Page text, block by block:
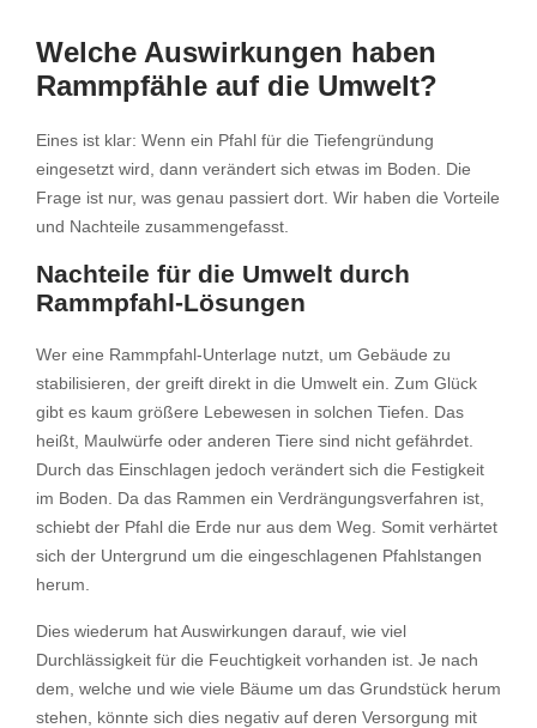
Welche Auswirkungen haben
Rammpfähle auf die Umwelt?
Eines ist klar: Wenn ein Pfahl für die Tiefengründung
eingesetzt wird, dann verändert sich etwas im Boden. Die
Frage ist nur, was genau passiert dort. Wir haben die Vorteile
und Nachteile zusammengefasst.
Nachteile für die Umwelt durch
Rammpfahl-Lösungen
Wer eine Rammpfahl-Unterlage nutzt, um Gebäude zu
stabilisieren, der greift direkt in die Umwelt ein. Zum Glück
gibt es kaum größere Lebewesen in solchen Tiefen. Das
heißt, Maulwürfe oder anderen Tiere sind nicht gefährdet.
Durch das Einschlagen jedoch verändert sich die Festigkeit
im Boden. Da das Rammen ein Verdrängungsverfahren ist,
schiebt der Pfahl die Erde nur aus dem Weg. Somit verhärtet
sich der Untergrund um die eingeschlagenen Pfahlstangen
herum.
Dies wiederum hat Auswirkungen darauf, wie viel
Durchlässigkeit für die Feuchtigkeit vorhanden ist. Je nach
dem, welche und wie viele Bäume um das Grundstück herum
stehen, könnte sich dies negativ auf deren Versorgung mit